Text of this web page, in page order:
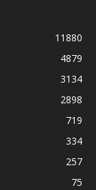
11880
4879
3134
2898
719
334
257
75